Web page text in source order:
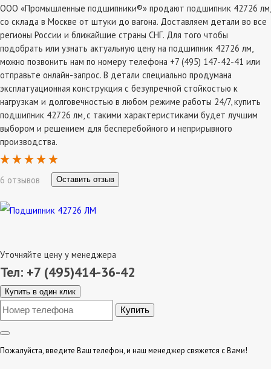
ООО «Промышленные подшипники®» продают подшипник 42726 лм,
со склада в Москве от штуки до вагона. Доставляем детали во все
регионы России и ближайшие страны СНГ. Для того чтобы
подобрать или узнать актуальную цену на подшипник 42726 лм,
можно позвонить нам по номеру телефона +7 (495) 147-42-41 или
отправьте онлайн-запрос. В детали специально продумана
эксплатуационная конструкция с безупречной стойкостью к
нагрузкам и долговечностью в любом режиме работы 24/7, купить
подшипник 42726 лм, с такими характеристиками будет лучшим
выбором и решением для бесперебойного и неприрывного
производства.
6 отзывов Оставить отзыв
Уточняйте цену у менеджера
Тел: +7 (495)414-36-42
Купить в один клик
Пожалуйста, введите Ваш телефон, и наш менеджер свяжется с Вами!